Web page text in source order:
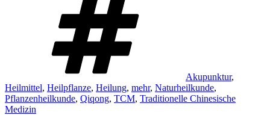
Akupunktur,
Heilmittel, Heilpflanze, Heilung, mehr, Naturheilkunde,
Pflanzenheilkunde, Qiqong, TCM, Traditionelle Chinesische
Medizin